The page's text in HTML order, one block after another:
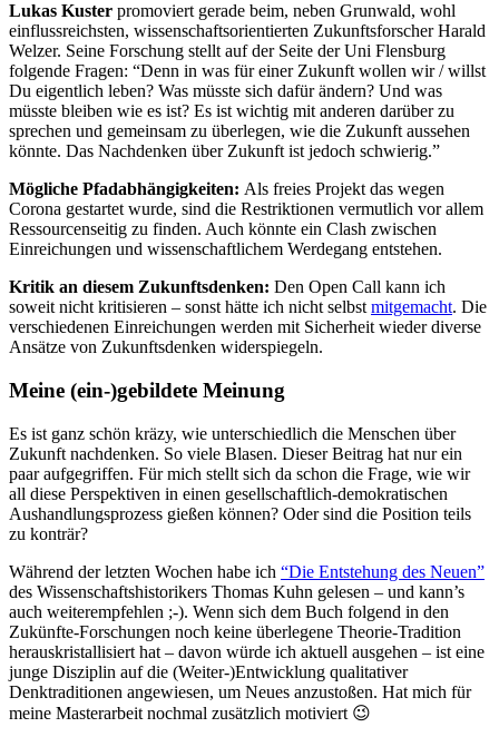
Lukas Kuster promoviert gerade beim, neben Grunwald, wohl
einflussreichsten, wissenschaftsorientierten Zukunftsforscher Harald
Welzer. Seine Forschung stellt auf der Seite der Uni Flensburg
folgende Fragen: “Denn in was für einer Zukunft wollen wir / willst
Du eigentlich leben? Was müsste sich dafür ändern? Und was
müsste bleiben wie es ist? Es ist wichtig mit anderen darüber zu
sprechen und gemeinsam zu überlegen, wie die Zukunft aussehen
könnte. Das Nachdenken über Zukunft ist jedoch schwierig.”
Mögliche Pfadabhängigkeiten: Als freies Projekt das wegen
Corona gestartet wurde, sind die Restriktionen vermutlich vor allem
Ressourcenseitig zu finden. Auch könnte ein Clash zwischen
Einreichungen und wissenschaftlichem Werdegang entstehen.
Kritik an diesem Zukunftsdenken: Den Open Call kann ich
soweit nicht kritisieren – sonst hätte ich nicht selbstmitgemacht. Die
verschiedenen Einreichungen werden mit Sicherheit wieder diverse
Ansätze von Zukunftsdenken widerspiegeln.
Meine (ein-)gebildete Meinung
Es ist ganz schön kräzy, wie unterschiedlich die Menschen über
Zukunft nachdenken. So viele Blasen. Dieser Beitrag hat nur ein
paar aufgegriffen. Für mich stellt sich da schon die Frage, wie wir
all diese Perspektiven in einen gesellschaftlich-demokratischen
Aushandlungsprozess gießen können? Oder sind die Position teils
zu konträr?
Während der letzten Wochen habe ich “Die Entstehung des Neuen”
des Wissenschaftshistorikers Thomas Kuhn gelesen – und kann’s
auch weiterempfehlen ;-). Wenn sich dem Buch folgend in den
Zukünfte-Forschungen noch keine überlegene Theorie-Tradition
herauskristallisiert hat – davon würde ich aktuell ausgehen – ist eine
junge Disziplin auf die (Weiter-)Entwicklung qualitativer
Denktraditionen angewiesen, um Neues anzustoßen. Hat mich für
meine Masterarbeit nochmal zusätzlich motiviert 😉